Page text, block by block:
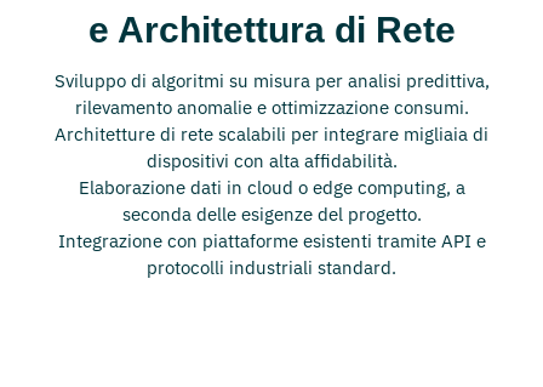
e Architettura di Rete
Sviluppo di algoritmi su misura per analisi predittiva,
rilevamento anomalie e ottimizzazione consumi.
Architetture di rete scalabili per integrare migliaia di
dispositivi con alta affidabilità.
Elaborazione dati in cloud o edge computing, a
seconda delle esigenze del progetto.
Integrazione con piattaforme esistenti tramite API e
protocolli industriali standard.